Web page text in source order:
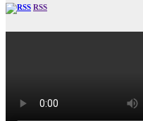
RSS